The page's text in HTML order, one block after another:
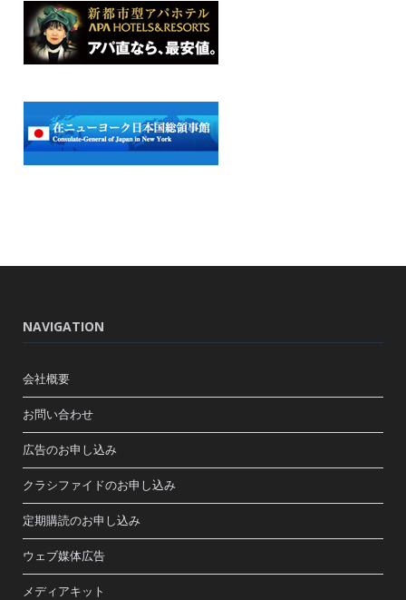
NAVIGATION
会社概要
お問い合わせ
広告のお申し込み
クラシファイドのお申し込み
定期購読のお申し込み
ウェブ媒体広告
メディアキット